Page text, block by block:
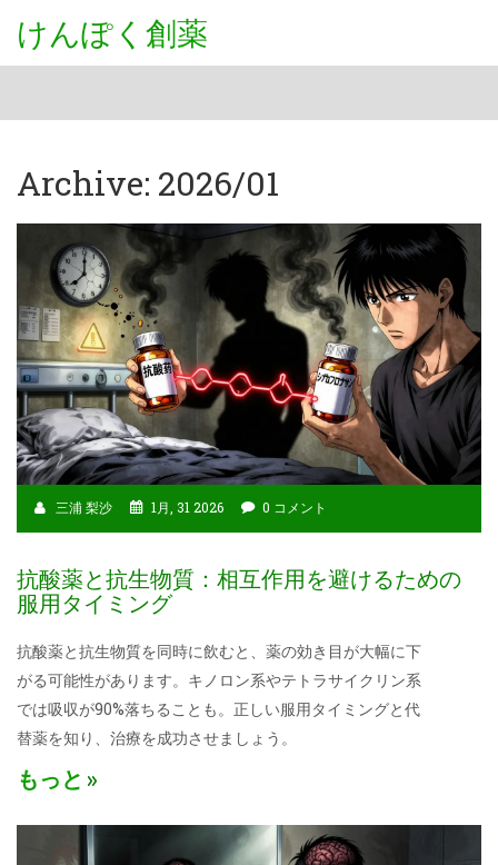
けんぽく創薬
Archive: 2026/01
三浦 梨沙 1月, 31 2026 0 コメント
抗酸薬と抗生物質：相互作用を避けるための
服用タイミング
抗酸薬と抗生物質を同時に飲むと、薬の効き目が大幅に下
がる可能性があります。キノロン系やテトラサイクリン系
では吸収が90%落ちることも。正しい服用タイミングと代
替薬を知り、治療を成功させましょう。
もっと